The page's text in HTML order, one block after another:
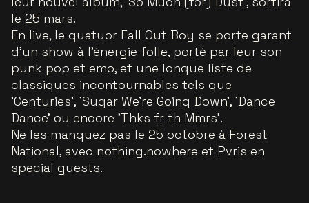
le 25 mars.
En live, le quatuor Fall Out Boy se porte garant
d’un show à l’énergie folle, porté par leur son
punk pop et emo, et une longue liste de
classiques incontournables tels que
'Centuries', 'Sugar We’re Going Down', 'Dance
Dance' ou encore 'Thks fr th Mmrs'.
Ne les manquez pas le 25 octobre à Forest
National, avec nothing.nowhere et Pvris en
special guests.